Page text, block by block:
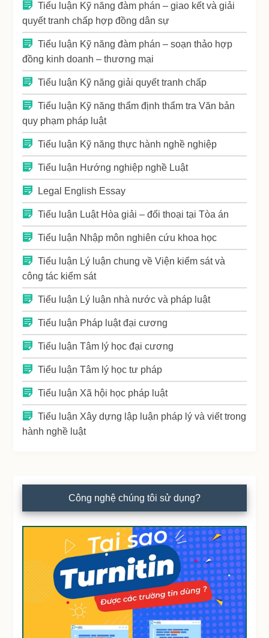
Tiểu luận Kỹ năng đàm phán – giao kết và giải
quyết tranh chấp hợp đồng dân sự
Tiểu luận Kỹ năng đàm phán – soạn thảo hợp
đồng kinh doanh – thương mại
Tiểu luận Kỹ năng giải quyết tranh chấp
Tiểu luận Kỹ năng thẩm định thẩm tra Văn bản
quy phạm pháp luật
Tiểu luận Kỹ năng thực hành nghề nghiệp
Tiểu luận Hướng nghiệp nghề Luật
Legal English Essay
Tiểu luận Luật Hòa giải – đối thoại tại Tòa án
Tiểu luận Nhập môn nghiên cứu khoa học
Tiểu luận Lý luận chung về Viện kiểm sát và
công tác kiểm sát
Tiểu luận Lý luận nhà nước và pháp luật
Tiểu luận Pháp luật đại cương
Tiểu luận Tâm lý học đại cương
Tiểu luận Tâm lý học tư pháp
Tiểu luận Xã hội học pháp luật
Tiểu luận Xây dựng lập luận pháp lý và viết trong
hành nghề luật
Công nghệ chúng tôi sử dụng?